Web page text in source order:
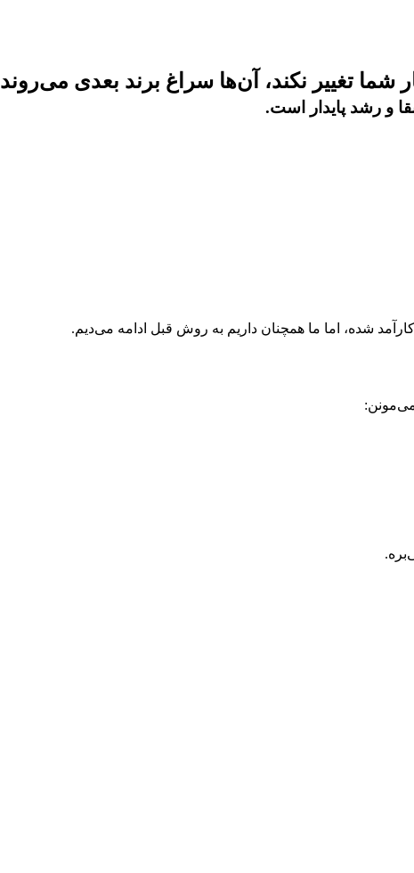
شما تغییر نکند، آن‌ها سراغ برند بعدی می‌روند
و رشد پایدار است.
شده، اما ما همچنان داریم به روش قبل ادامه می‌دیم.